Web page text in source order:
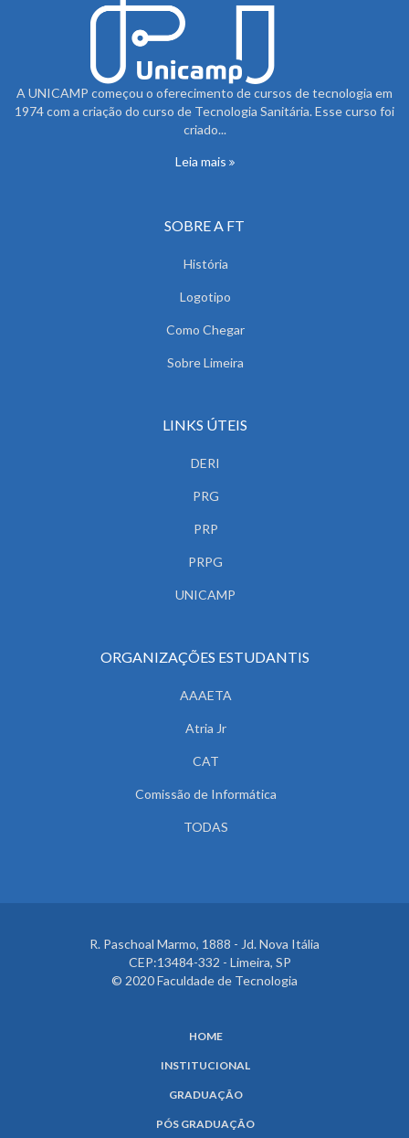
A UNICAMP começou o oferecimento de cursos de tecnologia em
1974 com a criação do curso de Tecnologia Sanitária. Esse curso foi
criado...
Leia mais
SOBRE A FT
História
Logotipo
Como Chegar
Sobre Limeira
LINKS ÚTEIS
DERI
PRG
PRP
PRPG
UNICAMP
ORGANIZAÇÕES ESTUDANTIS
AAAETA
Atria Jr
CAT
Comissão de Informática
TODAS
R. Paschoal Marmo, 1888 - Jd. Nova Itália
CEP:13484-332 - Limeira, SP
© 2020 Faculdade de Tecnologia
HOME
INSTITUCIONAL
GRADUAÇÃO
PÓS GRADUAÇÃO